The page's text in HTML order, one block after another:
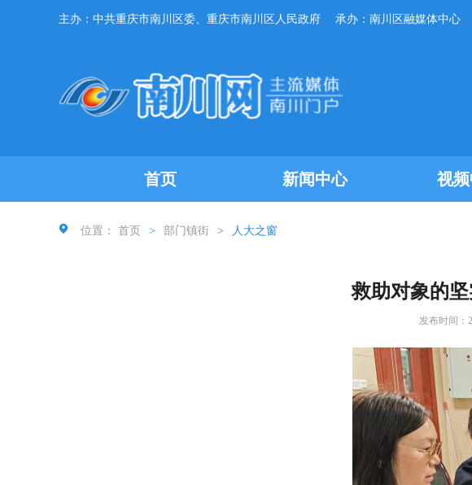
主办：中共重庆市南川区委、重庆市南川区人民政府 承办：南川区融媒体中心
首页 新闻中心 视
位置： 首页 > 部门镇街 > 人大之窗
救助对象的
发布时间：